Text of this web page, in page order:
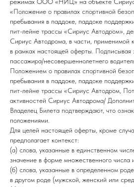
«Положение о правилах спортивной
пребывания в паддоке, паддоке
пит-лейне трассы «Сириус Автодром»,
Сириус Автодрома, в части, применимой
в рамках настоящей оферты. Подписывая
пассажира/несовершеннолетнего
Положением о правилах спортивной
пребывания в паддоке, паддоке
пит-лейне трассы «Сириус Автодром,
активностей Сириус Автодрома/
Владелец Билета подтверждают, что
положениями.
Для целей настоящей оферты, кроме
предполагает контекст:
(a) слова, указанные в единственном
значение в форме множественного числа
(б) слова, указанные в определенном
в другом роде (мужской, женский или